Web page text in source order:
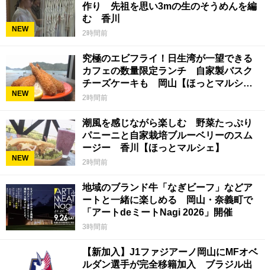
NEW
作り 先祖を思い3mの生のそうめんを編
む 香川
2時間前
NEW
究極のエビフライ！日生湾が一望できる
カフェの数量限定ランチ 自家製バスク
チーズケーキも 岡山【ほっとマルシ
ェ】
2時間前
NEW
潮風を感じながら楽しむ 野菜たっぷり
パニーニと自家栽培ブルーベリーのスム
ージー 香川【ほっとマルシェ】
2時間前
地域のブランド牛「なぎビーフ」などア
ートと一緒に楽しめる 岡山・奈義町で
「アートdeミートNagi 2026」開催
3時間前
【新加入】J1ファジアーノ岡山にMFオベ
ルダン選手が完全移籍加入 ブラジル出